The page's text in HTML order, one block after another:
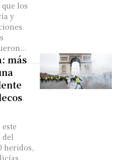
los
y
más
del
heridos,